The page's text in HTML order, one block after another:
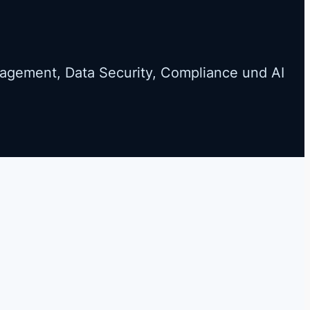
Data Security, Compliance und AI